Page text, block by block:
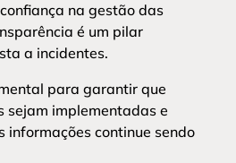
na gestão das
é um pilar
a incidentes.
para garantir que
sejam implementadas e
informações continue sendo